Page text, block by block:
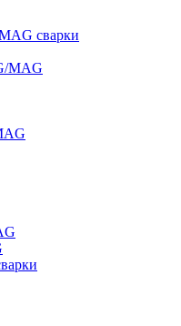
сварки
MAG